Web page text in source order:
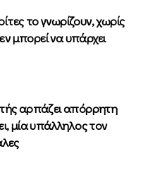
το γνωρίζουν, χωρίς
μπορεί να υπάρχει
αρπάζει απόρρητη
μία υπάλληλος τον